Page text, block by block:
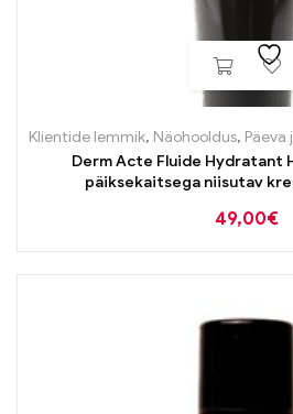
Klientide lemmik, Näohooldus, Päeva
Derm Acte Fluide Hydratant
päiksekaitsega niisutav
49,00€